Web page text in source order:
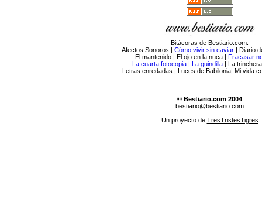
Bitácoras de Bestiario.com:
Afectos Sonoros | Cómo vivir sin caviar | Diario
El mantenido| El ojo en la nuca| Fracasar
La cuarta fotocopia| La guindilla| La
Letras enredadas | Luces de Babilonia| Mi vida
© Bestiario.com 2004
bestiario@bestiario.com
Un proyecto de TresTristesTigres